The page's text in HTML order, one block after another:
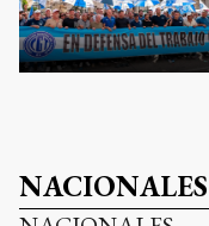
NACIONALES